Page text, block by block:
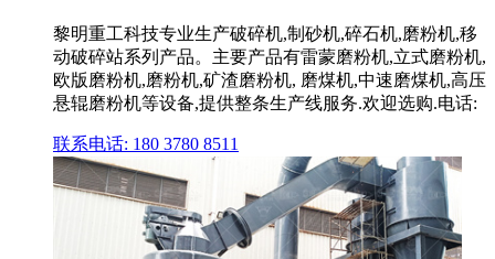
黎明重工科技专业生产破碎机,制砂机,碎石机,磨粉机,移
动破碎站系列产品。主要产品有雷蒙磨粉机,立式磨粉机,
欧版磨粉机,磨粉机,矿渣磨粉机, 磨煤机,中速磨煤机,高压
悬辊磨粉机等设备,提供整条生产线服务.欢迎选购.电话:
联系电话: 180 3780 8511